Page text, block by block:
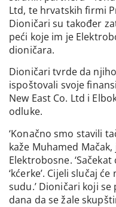
Ltd, te hrvatskih firmi
Dioničari su također
peći koje im je
dioničara.
Dioničari tvrde da
ispoštovali svoje
New East Co. Ltd i
odluke.
‘Konačno smo stavili
kaže Muhamed
Elektrobosne.
‘kćerke’. Cijeli slučaj
sudu.’ Dioničari koji
dana da se žale